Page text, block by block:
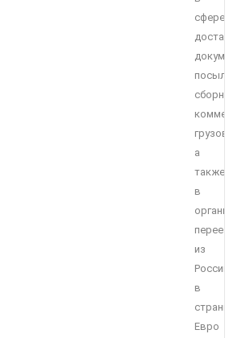
сфере
сборных
грузов,
а
также
в
из
России
в
страны
Евро